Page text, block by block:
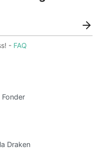
Draken
- FAQ